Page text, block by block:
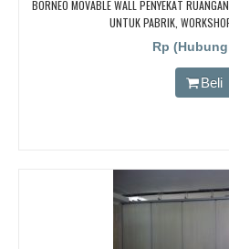
BORNEO MOVABLE WALL PENYEKAT
UNTUK PABRIK,
Rp
Beli